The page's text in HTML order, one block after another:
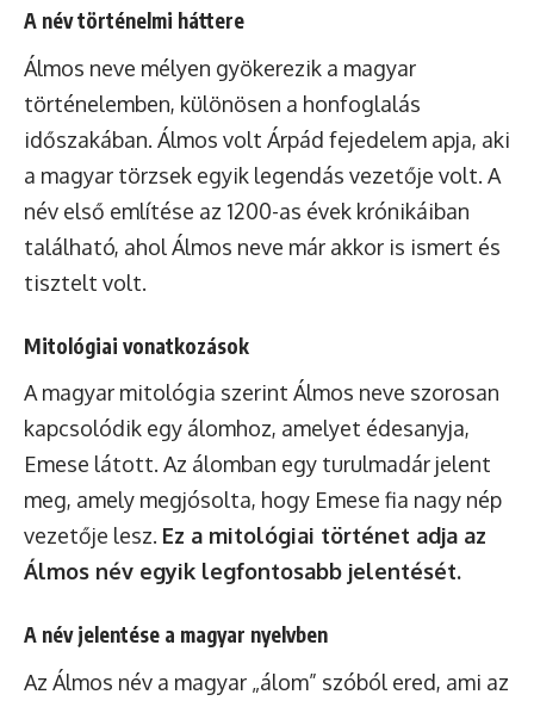
A név történelmi háttere
Álmos neve mélyen gyökerezik a magyar
történelemben, különösen a honfoglalás
időszakában. Álmos volt Árpád fejedelem apja, aki
a magyar törzsek egyik legendás vezetője volt. A
név első említése az 1200-as évek krónikáiban
található, ahol Álmos neve már akkor is ismert és
tisztelt volt.
Mitológiai vonatkozások
A magyar mitológia szerint Álmos neve szorosan
kapcsolódik egy álomhoz, amelyet édesanyja,
Emese látott. Az álomban egy turulmadár jelent
meg, amely megjósolta, hogy Emese fia nagy nép
vezetője lesz. Ez a mitológiai történet adja az
Álmos név egyik legfontosabb jelentését.
A név jelentése a magyar nyelvben
Az Álmos név a magyar „álom” szóból ered, ami az